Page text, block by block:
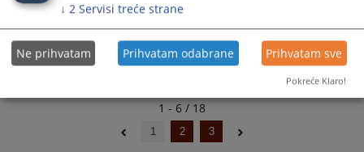
1 - 6 / 18
1 2 3
↓ 2 Servisi treće strane
Ne prihvatam Prihvatam odabrane Prihvatam sve
Pokreće Klaro!